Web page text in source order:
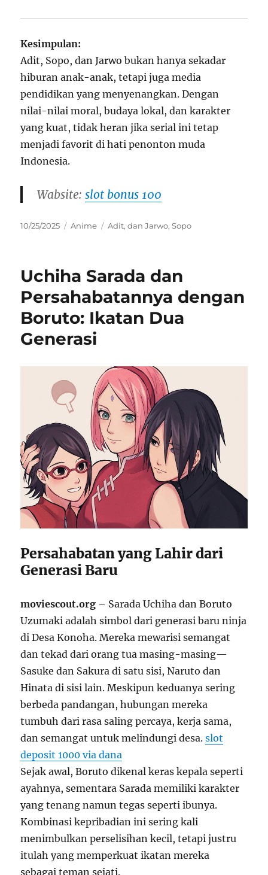
Kesimpulan:
Adit, Sopo, dan Jarwo bukan hanya sekadar
hiburan anak-anak, tetapi juga media
pendidikan yang menyenangkan. Dengan
nilai-nilai moral, budaya lokal, dan karakter
yang kuat, tidak heran jika serial ini tetap
menjadi favorit di hati penonton muda
Indonesia.
Wabsite:slot bonus 100
Posted
10/25/2025 Categories
Anime Tags
Adit,dan Jarwo,Sopo
Uchiha Sarada dan
Persahabatannya dengan
Boruto: Ikatan Dua
Generasi
Persahabatan yang Lahir dari
Generasi Baru
moviescout.org – Sarada Uchiha dan Boruto
Uzumaki adalah simbol dari generasi baru ninja
di Desa Konoha. Mereka mewarisi semangat
dan tekad dari orang tua masing-masing—
Sasuke dan Sakura di satu sisi, Naruto dan
Hinata di sisi lain. Meskipun keduanya sering
berbeda pandangan, hubungan mereka
tumbuh dari rasa saling percaya, kerja sama,
dan semangat untuk melindungi desa.slot
deposit 1000 via dana
Sejak awal, Boruto dikenal keras kepala seperti
ayahnya, sementara Sarada memiliki karakter
yang tenang namun tegas seperti ibunya.
Kombinasi kepribadian ini sering kali
menimbulkan perselisihan kecil, tetapi justru
itulah yang memperkuat ikatan mereka
sebagai teman sejati.